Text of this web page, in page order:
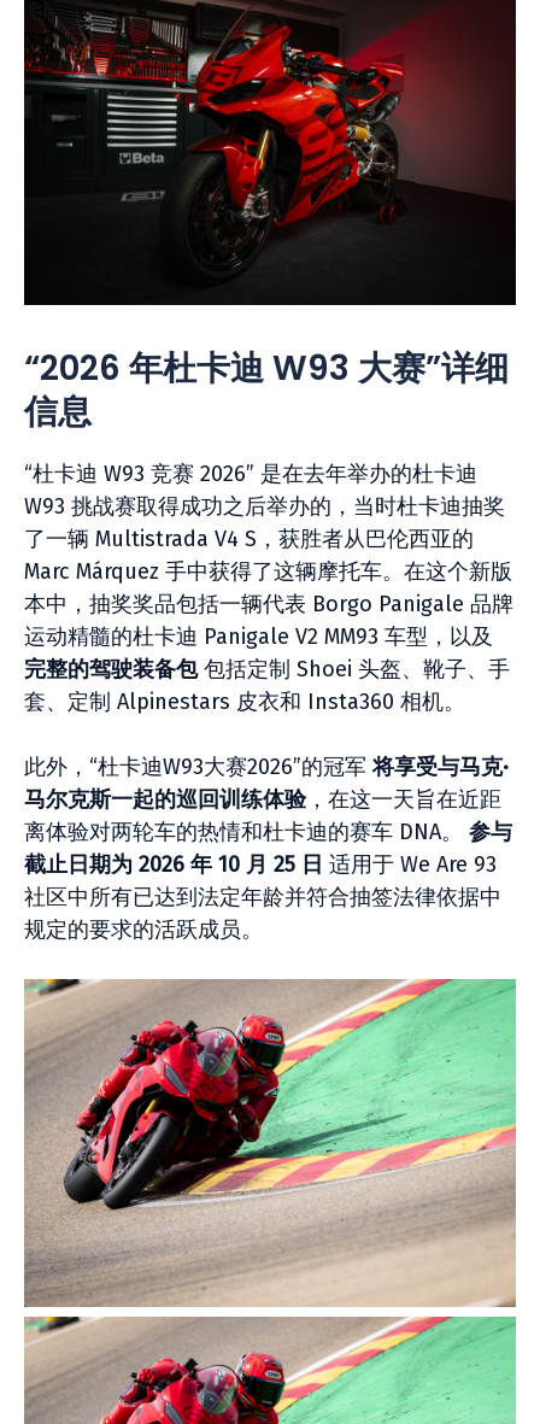
“2026 年杜卡迪 W93 大赛”详细
信息
“杜卡迪 W93 竞赛 2026” 是在去年举办的杜卡迪
W93 挑战赛取得成功之后举办的，当时杜卡迪抽奖
了一辆 Multistrada V4 S，获胜者从巴伦西亚的
Marc Márquez 手中获得了这辆摩托车。在这个新版
本中，抽奖奖品包括一辆代表 Borgo Panigale 品牌
运动精髓的杜卡迪 Panigale V2 MM93 车型，以及
完整的驾驶装备包包括定制 Shoei 头盔、靴子、手
套、定制 Alpinestars 皮衣和 Insta360 相机。
此外，“杜卡迪W93大赛2026”的冠军 将享受与马克·
马尔克斯一起的巡回训练体验，在这一天旨在近距
离体验对两轮车的热情和杜卡迪的赛车 DNA。 参与
截止日期为 2026 年 10 月 25 日 适用于 We Are 93
社区中所有已达到法定年龄并符合抽签法律依据中
规定的要求的活跃成员。